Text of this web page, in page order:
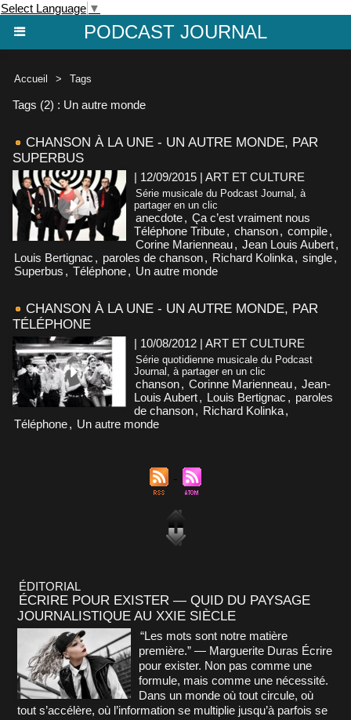
Select Language ▼
PODCAST JOURNAL
Accueil > Tags
Tags (2) : Un autre monde
CHANSON À LA UNE - UN AUTRE MONDE, PAR
SUPERBUS
| 12/09/2015 | ART ET CULTURE
Série musicale du Podcast Journal, à
partager en un clic
anecdote, Ça c’est vraiment nous
Téléphone Tribute, chanson, compile,
Corine Marienneau, Jean Louis Aubert,
Louis Bertignac , paroles de chanson, Richard Kolinka, single,
Superbus , Téléphone, Un autre monde
CHANSON À LA UNE - UN AUTRE MONDE, PAR
TÉLÉPHONE
| 10/08/2012 | ART ET CULTURE
Série quotidienne musicale du Podcast
Journal, à partager en un clic
chanson, Corinne Marienneau, Jean-
Louis Aubert, Louis Bertignac , paroles
de chanson, Richard Kolinka,
Téléphone, Un autre monde
ÉDITORIAL
ÉCRIRE POUR EXISTER — QUID DU PAYSAGE
JOURNALISTIQUE AU XXIE SIÈCLE
“Les mots sont notre matière
première.” — Marguerite Duras Écrire
pour exister. Non pas comme une
formule, mais comme une nécessité.
Dans un monde où tout circule, où
tout s’accélère, où l’information se multiplie jusqu’à parfois se